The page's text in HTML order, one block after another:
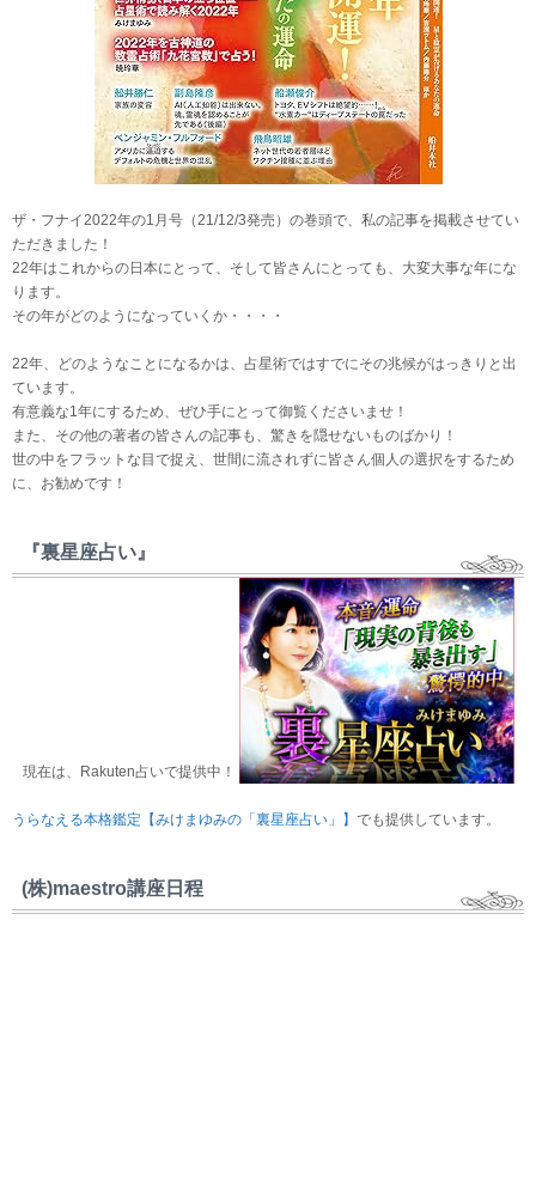
ザ・フナイ2022年の1月号（21/12/3発売）の巻頭で、私の記事を掲載させてい
ただきました！
22年はこれからの日本にとって、そして皆さんにとっても、大変大事な年にな
ります。
その年がどのようになっていくか・・・・
22年、どのようなことになるかは、占星術ではすでにその兆候がはっきりと出
ています。
有意義な1年にするため、ぜひ手にとって御覧くださいませ！
また、その他の著者の皆さんの記事も、驚きを隠せないものばかり！
世の中をフラットな目で捉え、世間に流されずに皆さん個人の選択をするため
に、お勧めです！
『裏星座占い』
現在は、Rakuten占いで提供中！
うらなえる本格鑑定【みけまゆみの「裏星座占い」】 でも提供しています。
(株)maestro講座日程